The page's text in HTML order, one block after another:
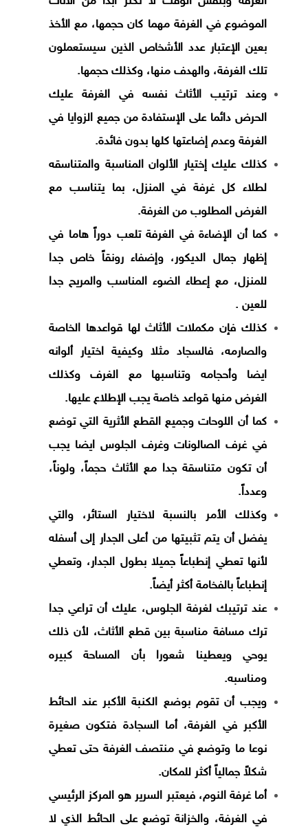
الموضوع في الغرفة مهما كان حجمها، مع الأخذ
بعين الإعتبار عدد الأشخاص الذين سيستعملون
تلك الغرفة، والهدف منها، وكذلك حجمها.
وعند ترتيب الأثاث نفسه في الغرفة عليك
الحرض دائما على الإستفادة من جميع الزوايا في
الغرفة وعدم إضاعتها كلها بدون فائدة.
كذلك عليك إختيار الألوان المناسبة والمتناسقه
لطلاء كل غرفة في المنزل، بما يتناسب مع
الغرض المطلوب من الغرفة.
كما أن الإضاءة في الغرفة تلعب دوراً هاما في
إظهار جمال الديكور، وإضفاء رونقاً خاص جدا
للمنزل، مع إعطاء الضوء المناسب والمريح جدا
للعين .
كذلك فإن مكملات الأثاث لها قواعدها الخاصة
والصارمه، فالسجاد مثلا وكيفية اختيار ألوانه
ايضا وأحجامه وتناسبها مع الغرف وكذلك
الغرض منها قواعد خاصة يجب الإطلاع عليها.
كما أن اللوحات وجميع القطع الأثرية التي توضع
في غرف الصالونات وغرف الجلوس ايضا يجب
أن تكون متناسقة جدا مع الأثاث حجماً، ولوناً،
وعدداً.
وكذلك الأمر بالنسبة لاختيار الستائر، والتي
يفضل أن يتم تثبيتها من أعلى الجدار إلى أسفله
لأنها تعطي إنطباعاً جميلا بطول الجدار، وتعطي
إنطباعاً بالفخامة أكثر أيضاً.
عند ترتيبك لغرفة الجلوس، عليك أن تراعي جدا
ترك مسافة مناسبة بين قطع الأثاث، لأن ذلك
يوحي ويعطينا شعورا بأن المساحة كبيره
ومناسبه.
ويجب أن تقوم بوضع الكنبة الأكبر عند الحائط
الأكبر في الغرفة، أما السجادة فتكون صغيرة
نوعا ما وتوضع في منتصف الغرفة حتى تعطي
شكلاً جمالياً أكثر للمكان.
أما غرفة النوم، فيعتبر السرير هو المركز الرئيسي
في الغرفة، والخزانة توضع على الحائط الذي لا